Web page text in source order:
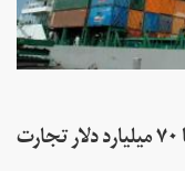
گزارش دولت آمریکا به کنگره: تحریم‌ها ۷۰ میلیارد دلار تجارت